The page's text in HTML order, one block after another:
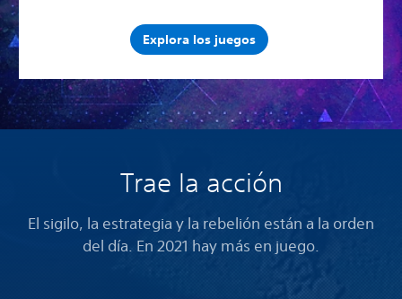
Explora los juegos
Trae la acción
El sigilo, la estrategia y la rebelión están a la orden
del día. En 2021 hay más en juego.